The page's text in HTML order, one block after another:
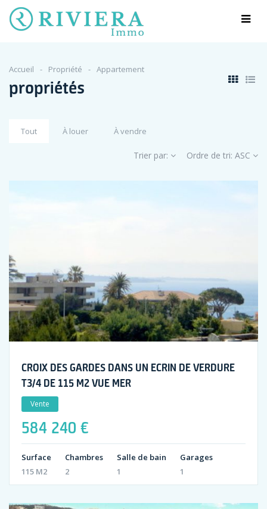
Accueil Propriété Appartement
propriétés
Tout À louer À vendre
Trier par: Ordre de tri: ASC
CROIX DES GARDES DANS UN ECRIN DE VERDURE
T3/4 DE 115 M2 VUE MER
Vente
584 240 €
Surface
115 M2
Chambres
2
Salle de bain
1
Garages
1